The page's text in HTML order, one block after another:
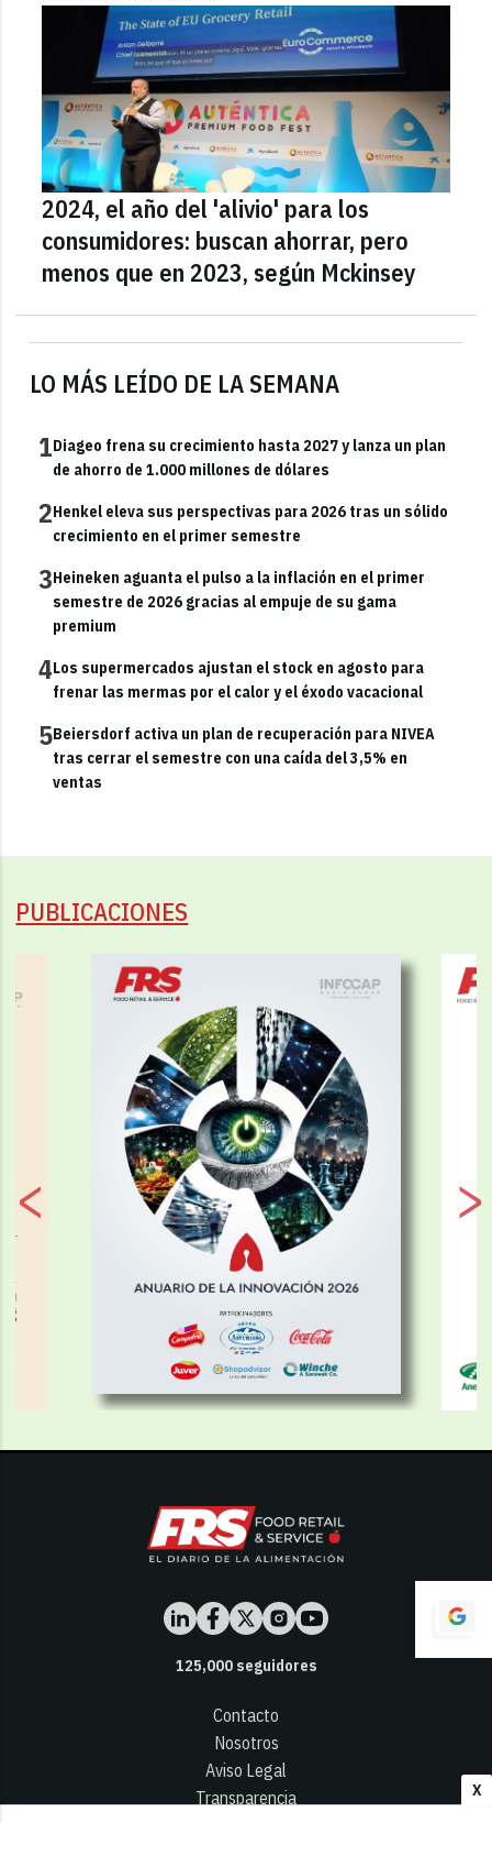
X
LO MÁS LEÍDO DE LA SEMANA
1Diageo frena su crecimiento hasta 2027 y lanza un plan
de ahorro de 1.000 millones de dólares
2Henkel eleva sus perspectivas para 2026 tras un sólido
crecimiento en el primer semestre
3Heineken aguanta el pulso a la inflación en el primer
semestre de 2026 gracias al empuje de su gama
premium
4Los supermercados ajustan el stock en agosto para
frenar las mermas por el calor y el éxodo vacacional
5Beiersdorf activa un plan de recuperación para NIVEA
tras cerrar el semestre con una caída del 3,5% en
ventas
2024, el año del 'alivio' para los
consumidores: buscan ahorrar, pero
menos que en 2023, según Mckinsey
PUBLICACIONES
125,000seguidores
Contacto
Nosotros
Aviso Legal
Transparencia